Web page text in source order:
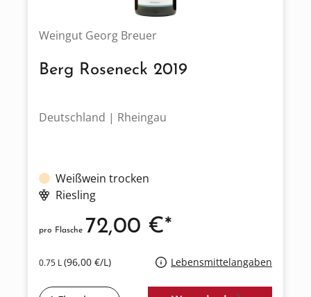
Weingut Georg Breuer
Berg Roseneck 2019
Deutschland | Rheingau
Weißwein trocken
Riesling
0.75 L(96,00 €/L) Lebensmittelangaben
pro Flasche 72,00 €*